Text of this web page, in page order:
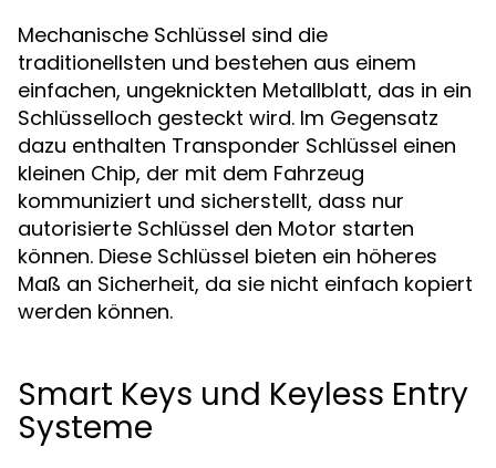
Mechanische Schlüssel sind die
traditionellsten und bestehen aus einem
einfachen, ungeknickten Metallblatt, das in ein
Schlüsselloch gesteckt wird. Im Gegensatz
dazu enthalten Transponder Schlüssel einen
kleinen Chip, der mit dem Fahrzeug
kommuniziert und sicherstellt, dass nur
autorisierte Schlüssel den Motor starten
können. Diese Schlüssel bieten ein höheres
Maß an Sicherheit, da sie nicht einfach kopiert
werden können.
Smart Keys und Keyless Entry
Systeme